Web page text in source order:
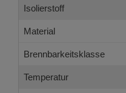
Isolierstoff
Material
Brennbarkeitsklasse
Temperatur